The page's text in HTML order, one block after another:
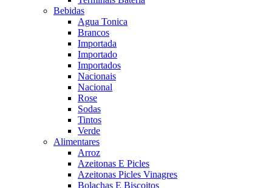
Bebidas
Agua Tonica
Brancos
Importada
Importado
Importados
Nacionais
Nacional
Rose
Sodas
Tintos
Verde
Alimentares
Arroz
Azeitonas E Picles
Azeitonas Picles Vinagres
Bolachas E Biscoitos